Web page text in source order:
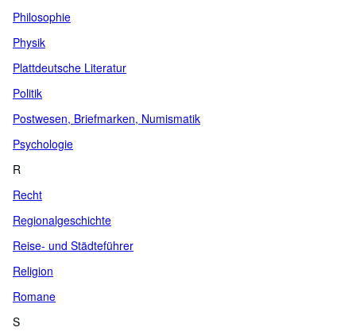
Philosophie
Physik
Plattdeutsche Literatur
Politik
Postwesen, Briefmarken, Numismatik
Psychologie
R
Recht
Regionalgeschichte
Reise- und Städteführer
Religion
Romane
S